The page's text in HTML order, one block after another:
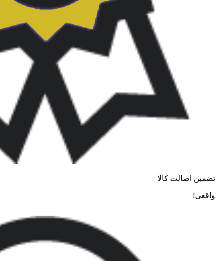
تضمین اصالت کالا
واقعی!